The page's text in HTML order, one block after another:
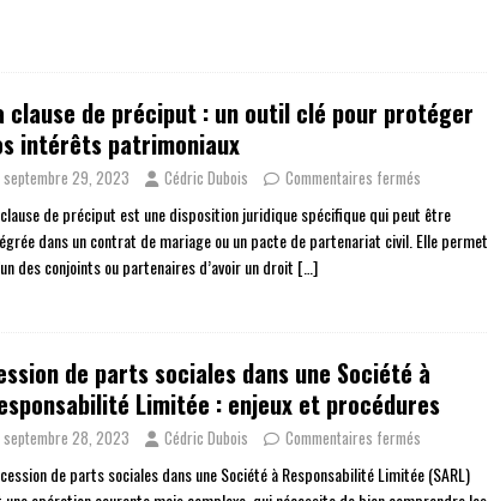
clause de préciput : un outil clé pour protéger
intérêts patrimoniaux
septembre 29, 2023 Cédric Dubois Commentaires fermés
de préciput est une disposition juridique spécifique qui peut être
dans un contrat de mariage ou un pacte de partenariat civil. Elle permet
des conjoints ou partenaires d’avoir un droit […]
de parts sociales dans une Société à
Limitée : enjeux et procédures
septembre 28, 2023 Cédric Dubois Commentaires fermés
de parts sociales dans une Société à Responsabilité Limitée (SARL)